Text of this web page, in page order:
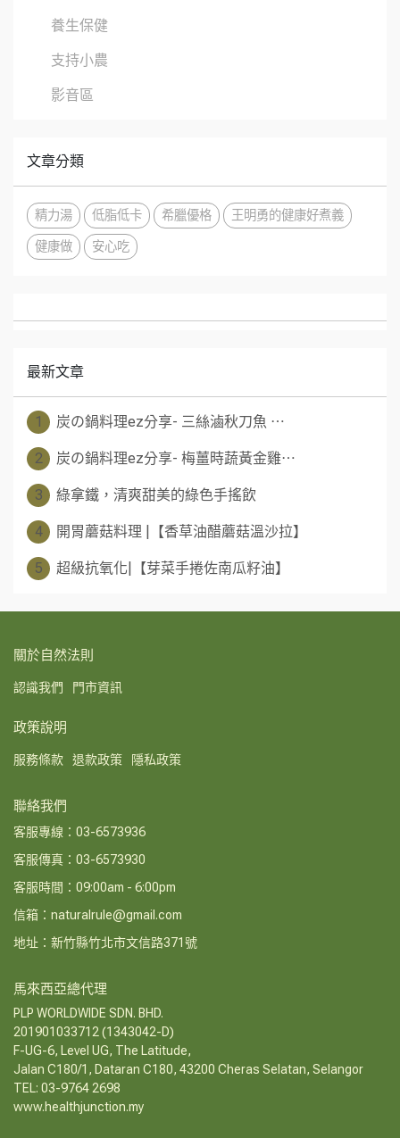
養生保健
支持小農
影音區
文章分類
精力湯 低脂低卡 希臘優格 王明勇的健康好煮義
健康做 安心吃
最新文章
1 ​ 炭の鍋料理ez分享- 三絲滷秋刀魚 ⋯
2 ​ 炭の鍋料理ez分享- 梅薑時蔬黃金雞⋯
3 綠拿鐵，清爽甜美的綠色手搖飲
4 開胃蘑菇料理 |【香草油醋蘑菇溫沙拉】
5 超級抗氧化|【芽菜手捲佐南瓜籽油】
關於自然法則
認識我們 門市資訊
政策說明
服務條款 退款政策 隱私政策
聯絡我們
客服專線：03-6573936
客服傳真：03-6573930
客服時間：09:00am - 6:00pm
信箱：naturalrule@gmail.com
地址：新竹縣竹北市文信路371號
馬來西亞總代理
PLP WORLDWIDE SDN. BHD.
201901033712 (1343042-D)
F-UG-6, Level UG, The Latitude,
Jalan C180/1, Dataran C180, 43200 Cheras Selatan, Selangor
TEL: 03-9764 2698
www.healthjunction.my